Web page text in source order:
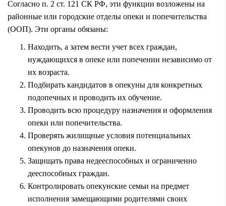
Согласно п. 2 ст. 121 СК РФ, эти функции возложены на
районные или городские отделы опеки и попечительства
(ООП). Эти органы обязаны:
Находить, а затем вести учет всех граждан,
нуждающихся в опеке или попечении независимо от
их возраста.
Подбирать кандидатов в опекуны для конкретных
подопечных и проводить их обучение.
Проводить всю процедуру назначения и оформления
опеки или попечительства.
Проверять жилищные условия потенциальных
опекунов до назначения опеки.
Защищать права недееспособных и ограниченно
дееспособных граждан.
Контролировать опекунские семьи на предмет
исполнения замещающими родителями своих